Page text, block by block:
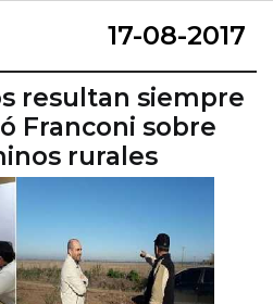
17-08-2017
resultan siempre
Franconi sobre
rurales